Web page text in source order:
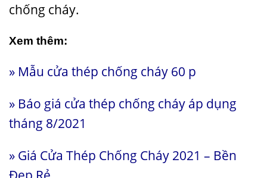
chống cháy.
Xem thêm:
» Mẫu cửa thép chống cháy 60 p
» Báo giá cửa thép chống cháy áp dụng
tháng 8/2021
» Giá Cửa Thép Chống Cháy 2021 – Bền